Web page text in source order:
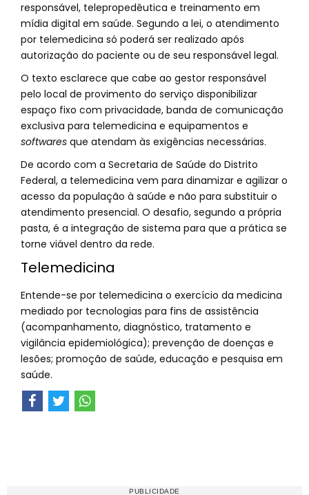
responsável, telepropedêutica e treinamento em
mídia digital em saúde. Segundo a lei, o atendimento
por telemedicina só poderá ser realizado após
autorização do paciente ou de seu responsável legal.
O texto esclarece que cabe ao gestor responsável
pelo local de provimento do serviço disponibilizar
espaço fixo com privacidade, banda de comunicação
exclusiva para telemedicina e equipamentos e
softwares que atendam às exigências necessárias.
De acordo com a Secretaria de Saúde do Distrito
Federal, a telemedicina vem para dinamizar e agilizar o
acesso da população à saúde e não para substituir o
atendimento presencial. O desafio, segundo a própria
pasta, é a integração de sistema para que a prática se
torne viável dentro da rede.
Telemedicina
Entende-se por telemedicina o exercício da medicina
mediado por tecnologias para fins de assistência
(acompanhamento, diagnóstico, tratamento e
vigilância epidemiológica); prevenção de doenças e
lesões; promoção de saúde, educação e pesquisa em
saúde.